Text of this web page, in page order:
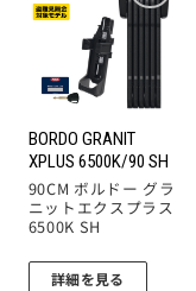
追加
BORDO GRANIT
XPLUS 6500K/90 SH
90CM ボルドー グラ
ニットエクスプラス
6500K SH
詳細を見る